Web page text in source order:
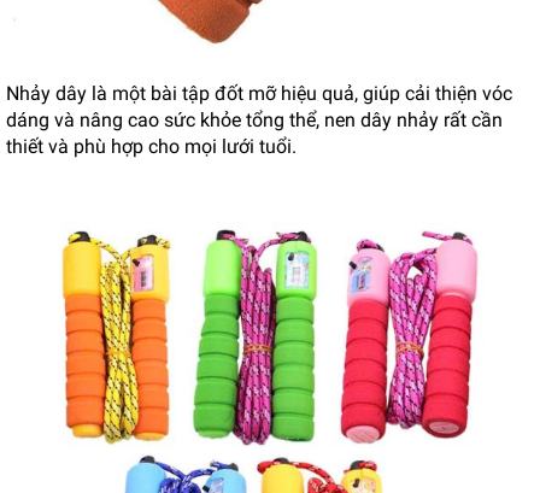
Nhảy dây là một bài tập đốt mỡ hiệu quả, giúp cải thiện vóc
dáng và nâng cao sức khỏe tổng thể, nen dây nhảy rất cần
thiết và phù hợp cho mọi lưới tuổi.